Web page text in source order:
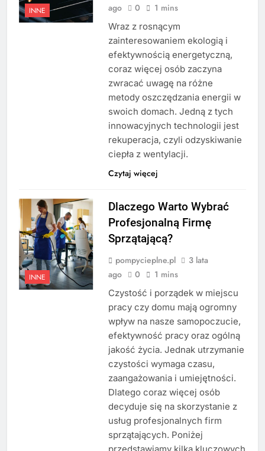
INNE
ago
0 1 mins
Wraz z rosnącym
zainteresowaniem ekologią i
efektywnością energetyczną,
coraz więcej osób zaczyna
zwracać uwagę na różne
metody oszczędzania energii w
swoich domach. Jedną z tych
innowacyjnych technologii jest
rekuperacja, czyli odzyskiwanie
ciepła z wentylacji.
Czytaj więcej
INNE
Dlaczego Warto Wybrać
Profesjonalną Firmę
Sprzątającą?
pompycieplne.pl
3 lata
ago
0 1 mins
Czystość i porządek w miejscu
pracy czy domu mają ogromny
wpływ na nasze samopoczucie,
efektywność pracy oraz ogólną
jakość życia. Jednak utrzymanie
czystości wymaga czasu,
zaangażowania i umiejętności.
Dlatego coraz więcej osób
decyduje się na skorzystanie z
usług profesjonalnych firm
sprzątających. Poniżej